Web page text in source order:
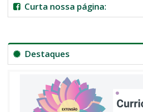
Curta nossa página:
Destaques